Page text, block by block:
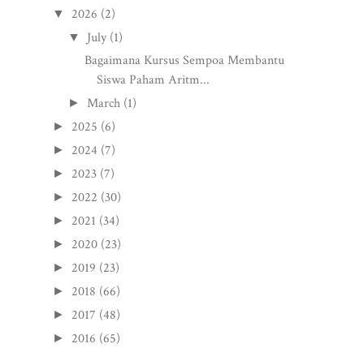
▼ 2026 (2)
▼ July (1)
Bagaimana Kursus Sempoa Membantu
Siswa Paham Aritm...
► March (1)
► 2025 (6)
► 2024 (7)
► 2023 (7)
► 2022 (30)
► 2021 (34)
► 2020 (23)
► 2019 (23)
► 2018 (66)
► 2017 (48)
► 2016 (65)